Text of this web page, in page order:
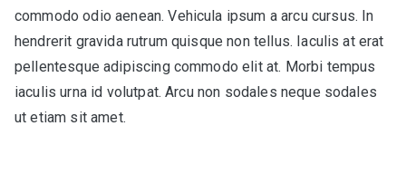
commodo odio aenean. Vehicula ipsum a arcu cursus. In
hendrerit gravida rutrum quisque non tellus. Iaculis at erat
pellentesque adipiscing commodo elit at. Morbi tempus
iaculis urna id volutpat. Arcu non sodales neque sodales
ut etiam sit amet.